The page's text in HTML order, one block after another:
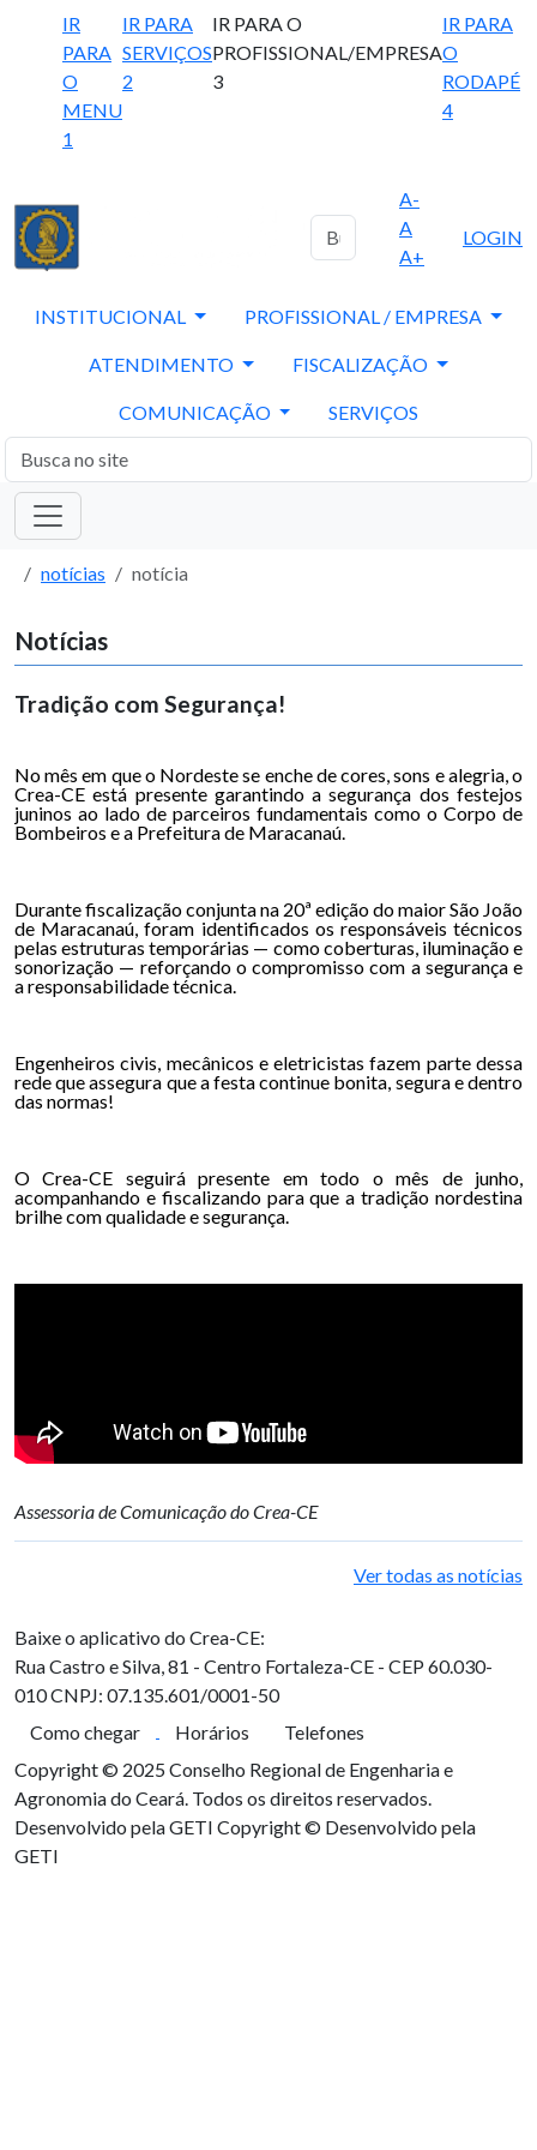
IR
PARA
O
MENU
1
IR PARA
SERVIÇOS
2
IR PARA O
PROFISSIONAL/EMPRESA
3
IR PARA
O
RODAPÉ
4
A-
A
A+
LOGIN
INSTITUCIONAL PROFISSIONAL / EMPRESA
ATENDIMENTO FISCALIZAÇÃO
COMUNICAÇÃO SERVIÇOS
notícias notícia
Notícias
Tradição com Segurança!
No mês em que o Nordeste se enche de cores, sons e alegria, o
Crea-CE está presente garantindo a segurança dos festejos
juninos ao lado de parceiros fundamentais como o Corpo de
Bombeiros e a Prefeitura de Maracanaú.
Durante fiscalização conjunta na 20ª edição do maior São João
de Maracanaú, foram identificados os responsáveis técnicos
pelas estruturas temporárias — como coberturas, iluminação e
sonorização — reforçando o compromisso com a segurança e
a responsabilidade técnica.
Engenheiros civis, mecânicos e eletricistas fazem parte dessa
rede que assegura que a festa continue bonita, segura e dentro
das normas!
O Crea-CE seguirá presente em todo o mês de junho,
acompanhando e fiscalizando para que a tradição nordestina
brilhe com qualidade e segurança.
Assessoria de Comunicação do Crea-CE
Ver todas as notícias
Baixe o aplicativo do Crea-CE:
Rua Castro e Silva, 81 - Centro Fortaleza-CE - CEP 60.030-
010CNPJ: 07.135.601/0001-50
Como chegar
Horários
Telefones
Copyright © 2025 Conselho Regional de Engenharia e
Agronomia do Ceará. Todos os direitos reservados.
Desenvolvido pela GETI Copyright © Desenvolvido pela
GETI